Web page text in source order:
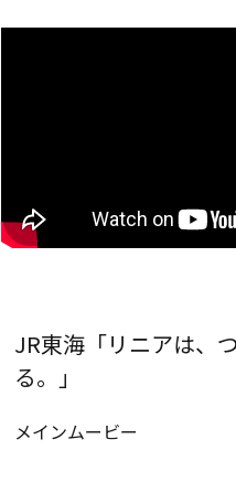
JR東海「リニアは、
る。」
メインムービー